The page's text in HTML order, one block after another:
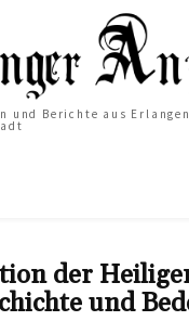
und Berichte aus
der
und